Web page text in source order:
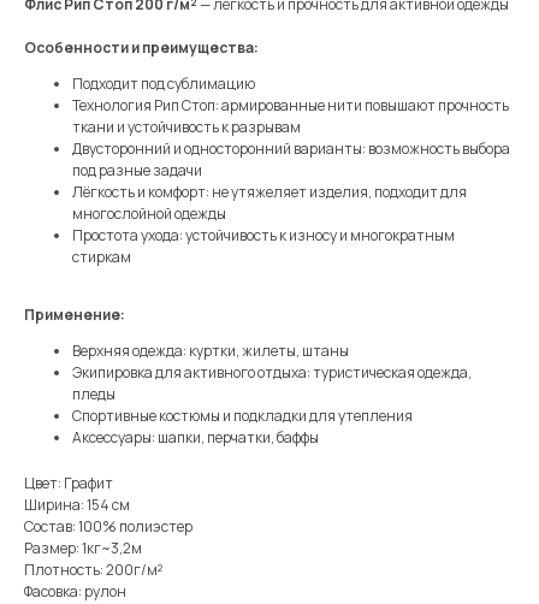
Флис Рип Стоп 200 г/м²— лёгкость и прочность для активной одежды
Особенности и преимущества:
Подходит под сублимацию
Технология Рип Стоп: армированные нити повышают прочность
ткани и устойчивость к разрывам
Двусторонний и односторонний варианты: возможность выбора
под разные задачи
Лёгкость и комфорт: не утяжеляет изделия, подходит для
многослойной одежды
Простота ухода: устойчивость к износу и многократным
стиркам
Применение:
Верхняя одежда: куртки, жилеты, штаны
Экипировка для активного отдыха: туристическая одежда,
пледы
Спортивные костюмы и подкладки для утепления
Аксессуары: шапки, перчатки, баффы
Цвет: Графит
Ширина: 154 см
Состав: 100% полиэстер
Размер: 1кг~3,2м
Плотность: 200г/м²
Фасовка: рулон